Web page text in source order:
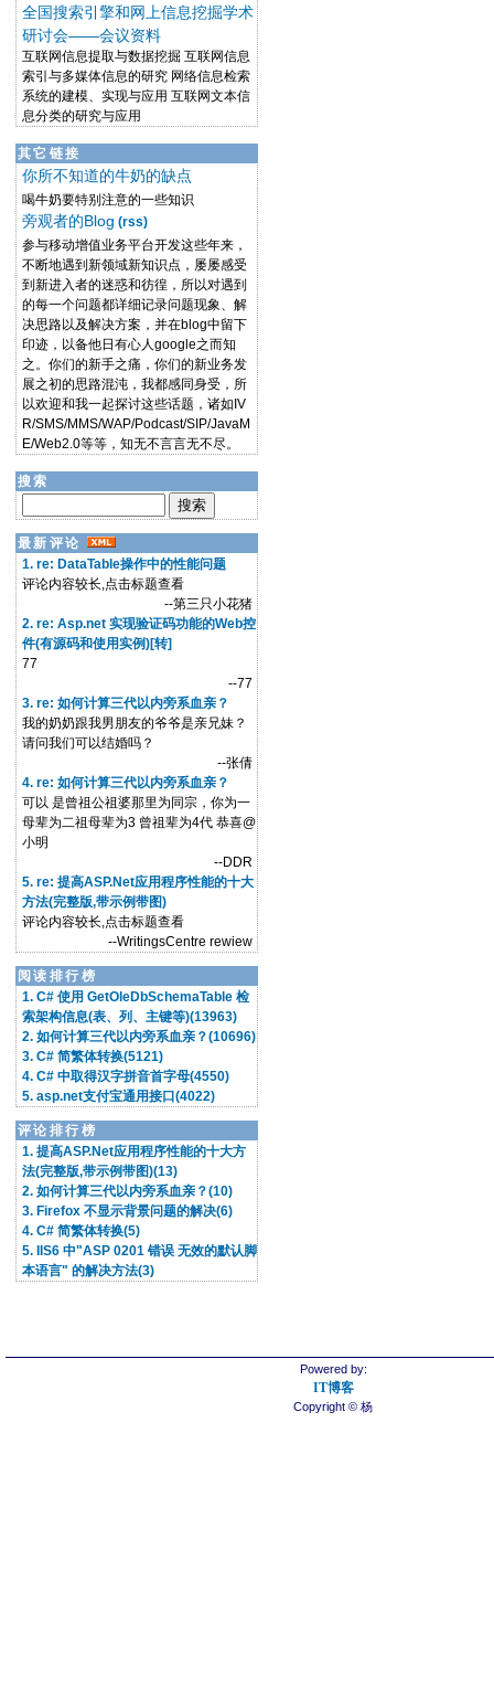
全国搜索引擎和网上信息挖掘学术
研讨会——会议资料
互联网信息提取与数据挖掘 互联网信息
索引与多媒体信息的研究 网络信息检索
系统的建模、实现与应用 互联网文本信
息分类的研究与应用
其它链接
你所不知道的牛奶的缺点
喝牛奶要特别注意的一些知识
旁观者的Blog (rss)
参与移动增值业务平台开发这些年来，
不断地遇到新领域新知识点，屡屡感受
到新进入者的迷惑和彷徨，所以对遇到
的每一个问题都详细记录问题现象、解
决思路以及解决方案，并在blog中留下
印迹，以备他日有心人google之而知
之。你们的新手之痛，你们的新业务发
展之初的思路混沌，我都感同身受，所
以欢迎和我一起探讨这些话题，诸如IV
R/SMS/MMS/WAP/Podcast/SIP/JavaM
E/Web2.0等等，知无不言言无不尽。
搜索
最新评论
1. re: DataTable操作中的性能问题
评论内容较长,点击标题查看
--第三只小花猪
2. re: Asp.net 实现验证码功能的Web控
件(有源码和使用实例)[转]
77
--77
3. re: 如何计算三代以内旁系血亲？
我的奶奶跟我男朋友的爷爷是亲兄妹？
请问我们可以结婚吗？
--张倩
4. re: 如何计算三代以内旁系血亲？
可以 是曾祖公祖婆那里为同宗，你为一
母辈为二祖母辈为3 曾祖辈为4代 恭喜@
小明
--DDR
5. re: 提高ASP.Net应用程序性能的十大
方法(完整版,带示例带图)
评论内容较长,点击标题查看
--WritingsCentre rewiew
阅读排行榜
1. C# 使用 GetOleDbSchemaTable 检
索架构信息(表、列、主键等)(13963)
2. 如何计算三代以内旁系血亲？(10696)
3. C# 简繁体转换(5121)
4. C# 中取得汉字拼音首字母(4550)
5. asp.net支付宝通用接口(4022)
评论排行榜
1. 提高ASP.Net应用程序性能的十大方
法(完整版,带示例带图)(13)
2. 如何计算三代以内旁系血亲？(10)
3. Firefox 不显示背景问题的解决(6)
4. C# 简繁体转换(5)
5. IIS6 中"ASP 0201 错误 无效的默认脚
本语言" 的解决方法(3)
Powered by:
IT博客
Copyright © 杨